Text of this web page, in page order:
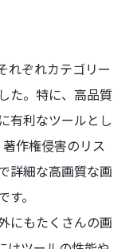
れぞれカテゴリー
た。特に、高品質
有利なツールとし
作権侵害のリス
詳細な高画質な画
。
にもたくさんの画